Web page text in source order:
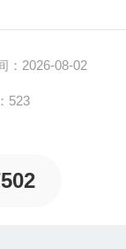
：2026-08-02
523